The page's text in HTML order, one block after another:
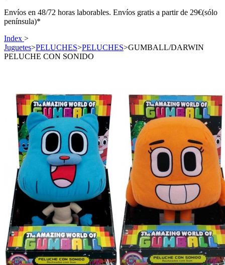
Envíos en 48/72 horas laborables. Envíos gratis a partir de 29€(sólo
península)*
Index >
Juguetes>PELUCHES>PELUCHES>GUMBALL/DARWIN
PELUCHE CON SONIDO